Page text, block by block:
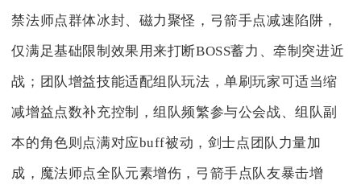
禁法师点群体冰封、磁力聚怪，弓箭手点减速陷阱，
仅满足基础限制效果用来打断BOSS蓄力、牵制突进近
战；团队增益技能适配组队玩法，单刷玩家可适当缩
减增益点数补充控制，组队频繁参与公会战、组队副
本的角色则点满对应buff被动，剑士点团队力量加
成，魔法师点全队元素增伤，弓箭手点队友暴击增